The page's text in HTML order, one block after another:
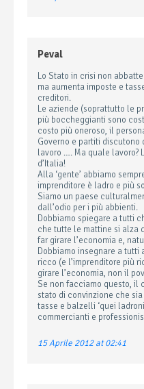
Peval
Lo Stato in crisi non
ma aumenta imposte e
creditori.
Le aziende (soprattutto le
più boccheggianti sono
costo più oneroso, il
Governo e partiti discutono
lavoro …. Ma quale lavoro?
d’Italia!
Alla ‘gente’ abbiamo
imprenditore è ladro e più
Siamo un paese
dall’odio per i più abbienti.
Dobbiamo spiegare a tutti
che tutte le mattine si alza
far girare l’economia e,
Dobbiamo insegnare a
ricco (e l’imprenditore più
girare l’economia, non il
Se non facciamo questo, il
stato di convinzione che
tasse e balzelli ‘quei
commercianti e
15 Aprile 2012 at 02:41